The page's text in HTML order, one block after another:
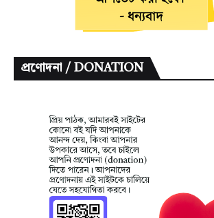
প্রণোদনা / DONATION